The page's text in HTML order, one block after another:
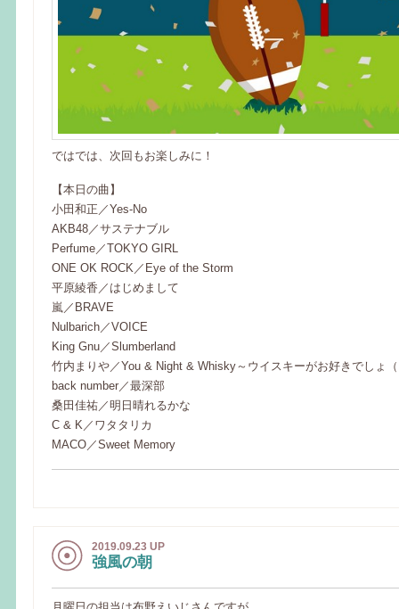
ではでは、次回もお楽しみに！
【本日の曲】
小田和正／Yes-No
AKB48／サステナブル
Perfume／TOKYO GIRL
ONE OK ROCK／Eye of the Storm
平原綾香／はじめまして
嵐／BRAVE
Nulbarich／VOICE
King Gnu／Slumberland
竹内まりや／You & Night & Whisky～ウイスキーがお好きでしょ
back number／最深部
桑田佳祐／明日晴れるかな
C & K／ワタタリカ
MACO／Sweet Memory
2019.09.23 UP
強風の朝